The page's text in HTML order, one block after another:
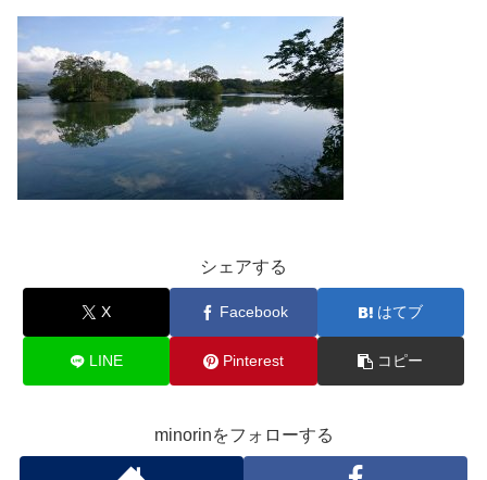
シェアする
X Facebook はてブ
LINE Pinterest コピー
minorinをフォローする